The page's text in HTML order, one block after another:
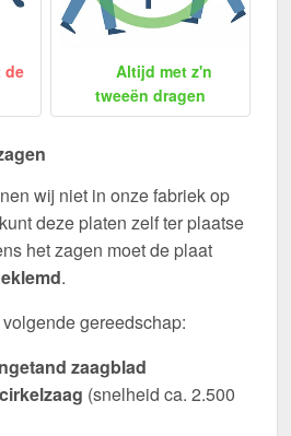
de
Altijd met z'n
tweeën dragen
wij niet in onze fabriek op
deze platen zelf ter plaatse
het zagen moet de plaat
.
gereedschap:
zaagblad
(snelheid ca. 2.500